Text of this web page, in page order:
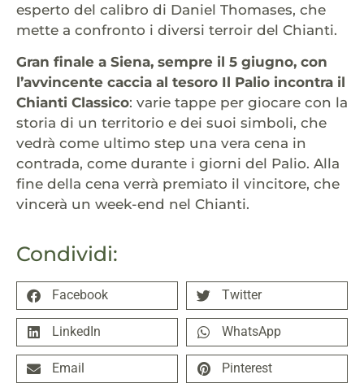
Condividi:
Facebook Twitter
LinkedIn WhatsApp
Email Pinterest
esperto del calibro di Daniel Thomases, che
mette a confronto i diversi terroir del Chianti.
Gran finale a Siena, sempre il 5 giugno, con
l’avvincente caccia al tesoro Il Palio incontra il
Chianti Classico: varie tappe per giocare con la
storia di un territorio e dei suoi simboli, che
vedrà come ultimo step una vera cena in
contrada, come durante i giorni del Palio. Alla
fine della cena verrà premiato il vincitore, che
vincerà un week-end nel Chianti.